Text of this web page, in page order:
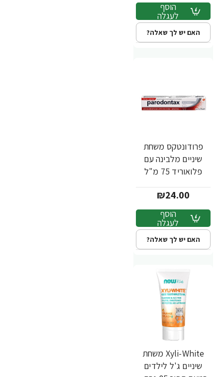
הוסף
לעגלה
האם יש לך שאלה?
פרודונטקס משחת
שיניים מלבינה עם
פלואוריד 75 מ"ל
₪24.00
הוסף
לעגלה
האם יש לך שאלה?
-20%
Xyli-White משחת
שיניים ג'ל לילדים